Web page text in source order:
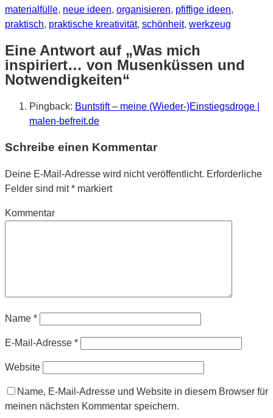
materialfülle, neue ideen, organisieren, pfiffige ideen,
praktisch, praktische kreativität, schönheit, werkzeug
Eine Antwort auf „Was mich
inspiriert… von Musenküssen und
Notwendigkeiten“
Pingback: Buntstift – meine (Wieder-)Einstiegsdroge |
malen-befreit.de
Schreibe einen Kommentar
Deine E-Mail-Adresse wird nicht veröffentlicht. Erforderliche
Felder sind mit* markiert
Kommentar
Name *
E-Mail-Adresse *
Website
Name, E-Mail-Adresse und Website in diesem Browser für
meinen nächsten Kommentar speichern.